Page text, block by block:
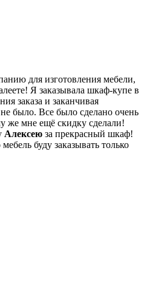
для изготовления мебели,
Я заказывала шкаф-купе в
заказа и заканчивая
было. Все было сделано очень
же мне ещё скидку сделали!
Алексею за прекрасный шкаф!
буду заказывать только